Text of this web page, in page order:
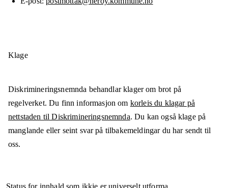
Klage
Diskrimineringsnemnda behandlar klager om brot på
regelverket. Du finn informasjon om korleis du klagar på
nettstaden til Diskrimineringsnemnda. Du kan også klage på
manglande eller seint svar på tilbakemeldingar du har sendt til
oss.